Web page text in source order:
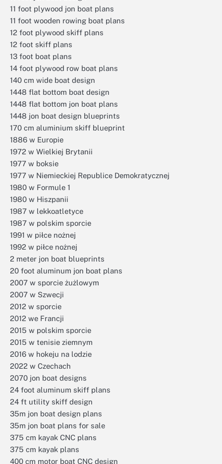
11 foot plywood jon boat plans
11 foot wooden rowing boat plans
12 foot plywood skiff plans
12 foot skiff plans
13 foot boat plans
14 foot plywood row boat plans
140 cm wide boat design
1448 flat bottom boat design
1448 flat bottom jon boat plans
1448 jon boat design blueprints
170 cm aluminium skiff blueprint
1886 w Europie
1972 w Wielkiej Brytanii
1977 w boksie
1977 w Niemieckiej Republice Demokratycznej
1980 w Formule 1
1980 w Hiszpanii
1987 w lekkoatletyce
1987 w polskim sporcie
1991 w piłce nożnej
1992 w piłce nożnej
2 meter jon boat blueprints
20 foot aluminum jon boat plans
2007 w sporcie żużlowym
2007 w Szwecji
2012 w sporcie
2012 we Francji
2015 w polskim sporcie
2015 w tenisie ziemnym
2016 w hokeju na lodzie
2022 w Czechach
2070 jon boat designs
24 foot aluminum skiff plans
24 ft utility skiff design
35m jon boat design plans
35m jon boat plans for sale
375 cm kayak CNC plans
375 cm kayak plans
400 cm motor boat CNC design